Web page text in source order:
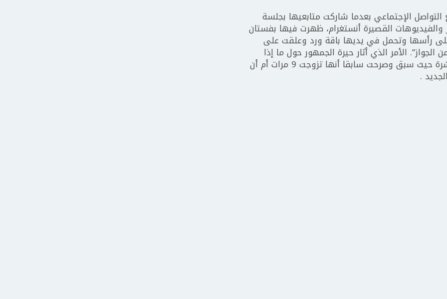
الإجتماعي بعدما شاركت متابعيها بجلسة
القصيرة أنستغرام، ظهرت فيها بفستان
رأسها وتحمل في يديها باقة ورد وعلقت على
الأمر الذي أثار حيرة الجمهور حول ما إذا
كانت قد دخلت القفص الذهبي للمرؤة العاشرة حيث سبق وصرحت سابقا أنها تزوجت 9 مرات أم أن
.